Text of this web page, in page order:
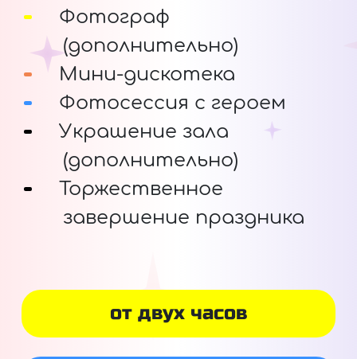
Фотограф
(дополнительно)
Мини-дискотека
Фотосессия с героем
Украшение зала
(дополнительно)
Торжественное
завершение праздника
от двух часов